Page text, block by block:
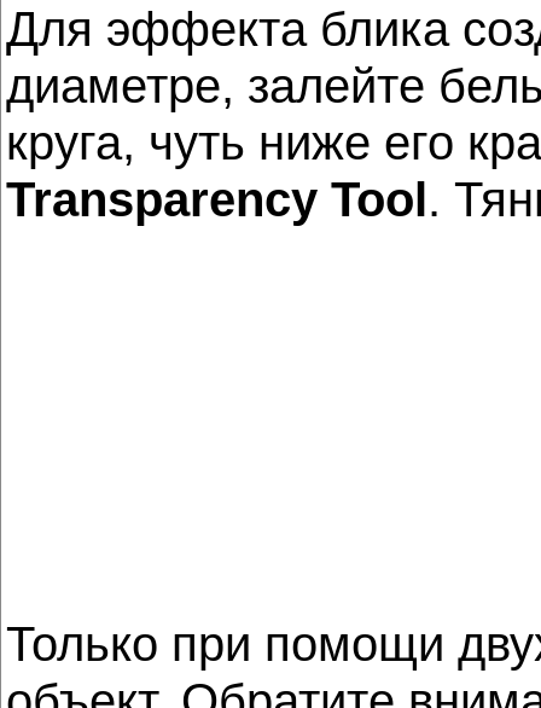
Для эффекта блика
диаметре, залейте
круга, чуть ниже его
Transparency Tool.
Только при помощи